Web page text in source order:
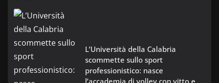
L’Università della Calabria
scommette sullo sport
professionistico: nasce
l’accademia di volley con vitto e